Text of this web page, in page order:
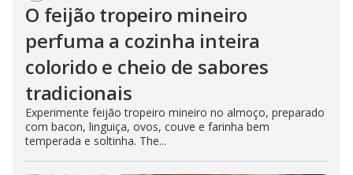
O feijão tropeiro mineiro
perfuma a cozinha inteira
colorido e cheio de sabores
tradicionais
Experimente feijão tropeiro mineiro no almoço, preparado
com bacon, linguiça, ovos, couve e farinha bem
temperada e soltinha. The...